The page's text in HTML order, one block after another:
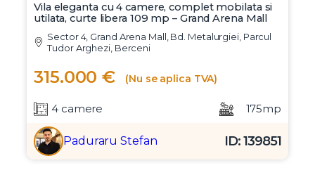
Vila eleganta cu 4 camere, complet mobilata si
utilata, curte libera 109 mp – Grand Arena Mall
Sector 4, Grand Arena Mall, Bd. Metalurgiei, Parcul
Tudor Arghezi, Berceni
315.000 € (Nu se aplica TVA)
4 camere 175mp
Paduraru Stefan ID: 139851